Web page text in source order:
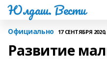
Юлдаш. Вести
Официально 17 СЕНТЯБРЯ 2020,
Развитие